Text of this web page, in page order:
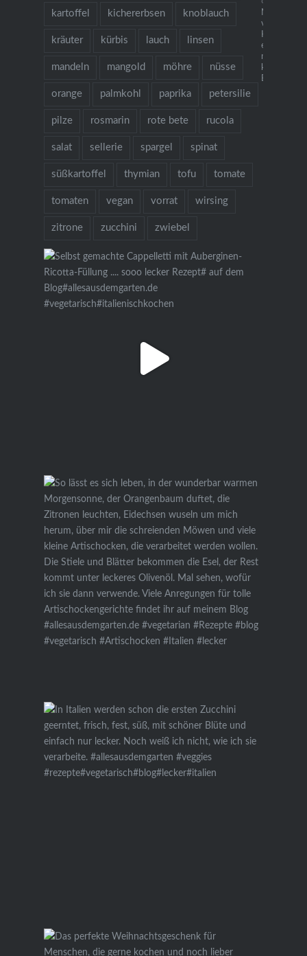
kartoffel kichererbsen knoblauch
kräuter kürbis lauch linsen
mandeln mangold möhre nüsse
orange palmkohl paprika petersilie
pilze rosmarin rote bete rucola
salat sellerie spargel spinat
süßkartoffel thymian tofu tomate
tomaten vegan vorrat wirsing
zitrone zucchini zwiebel
🌱 grow
Neu: mein
Kochbuch
es gibt
mehr als
köstlichen
Bestellung